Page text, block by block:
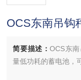
OCS东南吊钩
简要描述：OCS东
量低功耗的蓄电池，